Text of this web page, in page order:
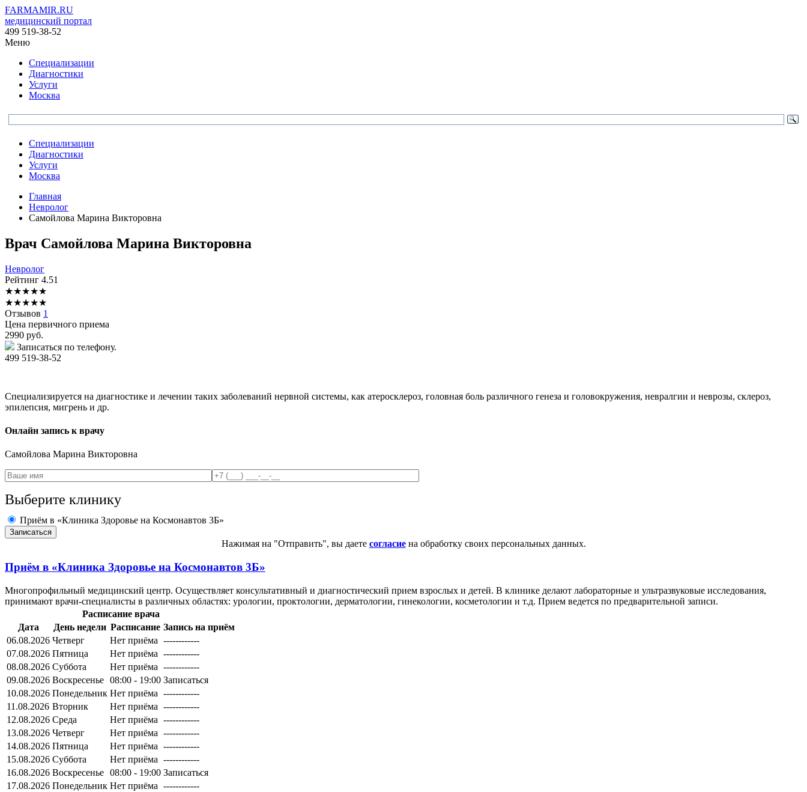
FARMAMIR.RU
медицинский портал
499 519-38-52
Меню
Специализации
Диагностики
Услуги
Москва
Специализации
Диагностики
Услуги
Москва
Главная
Невролог
Самойлова Марина Викторовна
Врач Самойлова Марина Викторовна
Невролог
Рейтинг 4.51
★★★★★
★★★★★
Отзывов 1
Цена первичного приема
2990 руб.
Записаться по телефону.
499 519-38-52
Специализируется на диагностике и лечении таких заболеваний нервной системы, как атеросклероз, головная боль различного генеза и головокружения, невралгии и неврозы, склероз,
эпилепсия, мигрень и др.
Онлайн запись к врачу
Самойлова Марина Викторовна
Выберите клинику
Приём в «Клиника Здоровье на Космонавтов 3Б»
Нажимая на "Отправить", вы даете согласиена обработку своих персональных данных.
Приём в «Клиника Здоровье на Космонавтов 3Б»
Многопрофильный медицинский центр. Осуществляет консультативный и диагностический прием взрослых и детей. В клинике делают лабораторные и ультразвуковые исследования,
принимают врачи-специалисты в различных областях: урологии, проктологии, дерматологии, гинекологии, косметологии и т.д. Прием ведется по предварительной записи.
Расписание врача
Дата
День недели Расписание Запись на приём
06.08.2026 Четверг Нет приёма ------------
07.08.2026 Пятница Нет приёма ------------
08.08.2026 Суббота Нет приёма ------------
09.08.2026 Воскресенье 08:00 - 19:00 Записаться
10.08.2026 Понедельник Нет приёма ------------
11.08.2026 Вторник Нет приёма ------------
12.08.2026 Среда Нет приёма ------------
13.08.2026 Четверг Нет приёма ------------
14.08.2026 Пятница Нет приёма ------------
15.08.2026 Суббота Нет приёма ------------
16.08.2026 Воскресенье 08:00 - 19:00 Записаться
17.08.2026 Понедельник Нет приёма ------------